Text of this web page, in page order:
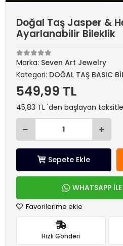
Doğal Taş Jasper &
Ayarlanabilir Bileklik
Marka: Seven Art Jewelry
Kategori: DOĞAL TAŞ BASIC
549,99 TL
45,83 TL 'den başlayan
Sepete Ekle
WHATSAPP
Favorilerime ekle
Hızlı Gönderi